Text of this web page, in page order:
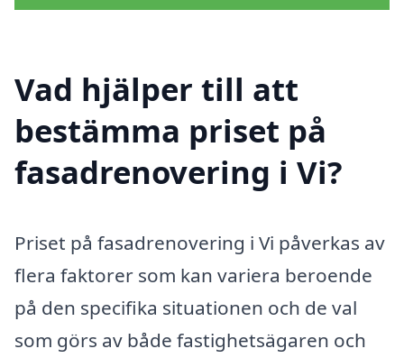
Vad hjälper till att
bestämma priset på
fasadrenovering i Vi?
Priset på fasadrenovering i Vi påverkas av
flera faktorer som kan variera beroende
på den specifika situationen och de val
som görs av både fastighetsägaren och